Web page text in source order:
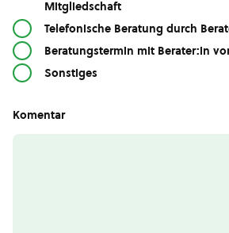
Mitgliedschaft
Telefonische Beratung durch
Beratungstermin mit Berater:in
Sonstiges
Komentar